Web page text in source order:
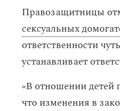
Правозащитницы
сексуальных
ответственности
устанавливает
«В отношении
что изменения в